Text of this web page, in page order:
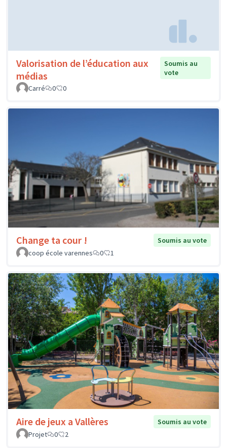
Valorisation de l’éducation aux
médias
Soumis au
vote
Carré
0 0
Change ta cour !
Soumis au vote
coop école varennes
0 1
Aire de jeux a Vallères
Soumis au vote
Projet
0 2